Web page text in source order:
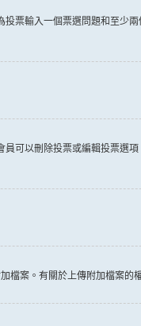
票輸入一個票選問題和至少
可以刪除投票或編輯投票選
檔案。有關於上傳附加檔案的